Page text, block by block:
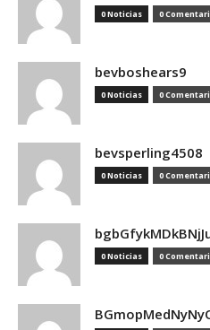
0 Noticias 0
bevboshears9
0 Noticias 0
bevsperling4508
0 Noticias 0
0 Noticias 0